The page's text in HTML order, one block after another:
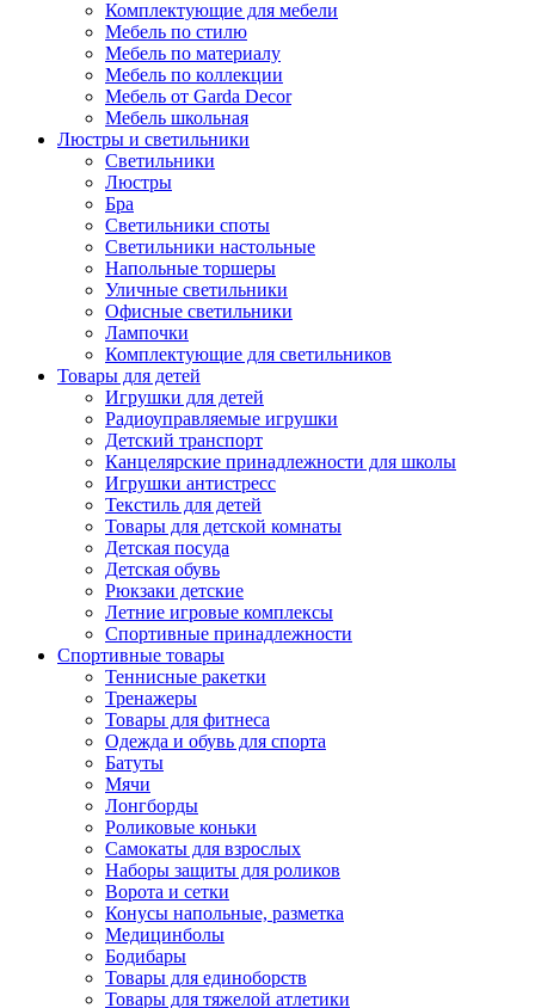
Комплектующие для мебели
Мебель по стилю
Мебель по материалу
Мебель по коллекции
Мебель от Garda Decor
Мебель школьная
Люстры и светильники
Светильники
Люстры
Бра
Светильники споты
Светильники настольные
Напольные торшеры
Уличные светильники
Офисные светильники
Лампочки
Комплектующие для светильников
Товары для детей
Игрушки для детей
Радиоуправляемые игрушки
Детский транспорт
Канцелярские принадлежности для школы
Игрушки антистресс
Текстиль для детей
Товары для детской комнаты
Детская посуда
Детская обувь
Рюкзаки детские
Летние игровые комплексы
Спортивные принадлежности
Спортивные товары
Теннисные ракетки
Тренажеры
Товары для фитнеса
Одежда и обувь для спорта
Батуты
Мячи
Лонгборды
Роликовые коньки
Самокаты для взрослых
Наборы защиты для роликов
Ворота и сетки
Конусы напольные, разметка
Медицинболы
Бодибары
Товары для единоборств
Товары для тяжелой атлетики